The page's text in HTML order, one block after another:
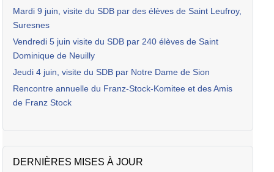
Mardi 9 juin, visite du SDB par des élèves de Saint Leufroy,
Suresnes
Vendredi 5 juin visite du SDB par 240 élèves de Saint
Dominique de Neuilly
Jeudi 4 juin, visite du SDB par Notre Dame de Sion
Rencontre annuelle du Franz-Stock-Komitee et des Amis
de Franz Stock
DERNIÈRES MISES À JOUR